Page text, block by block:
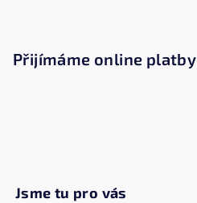
Přijímáme online platby